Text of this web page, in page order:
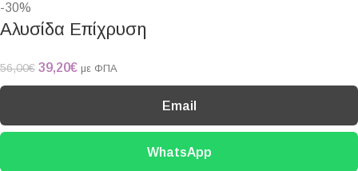
-30%
Αλυσίδα Επίχρυση
56,00€ 39,20€ με ΦΠΑ
Email
WhatsApp